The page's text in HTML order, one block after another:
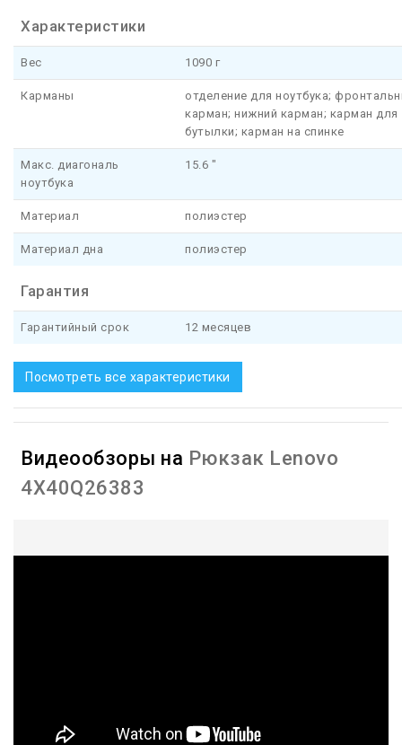
Характеристики
Вес 1090 г
Карманы
отделение для ноутбука;
карман; нижний карман; карман для
бутылки; карман на спинке
Макс. диагональ
ноутбука
15.6 "
Материал полиэстер
Материал дна полиэстер
Гарантия
Гарантийный срок 12 месяцев
Посмотреть все характеристики
Видеообзоры на Рюкзак Lenovo
4X40Q26383